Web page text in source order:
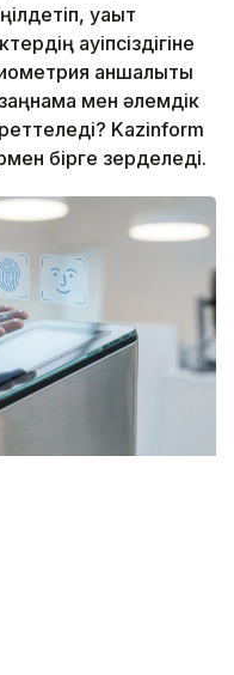
уақыт
қауіпсіздігіне
қаншалықты
мен әлемдік
Kazinform
бірге зерделеді.